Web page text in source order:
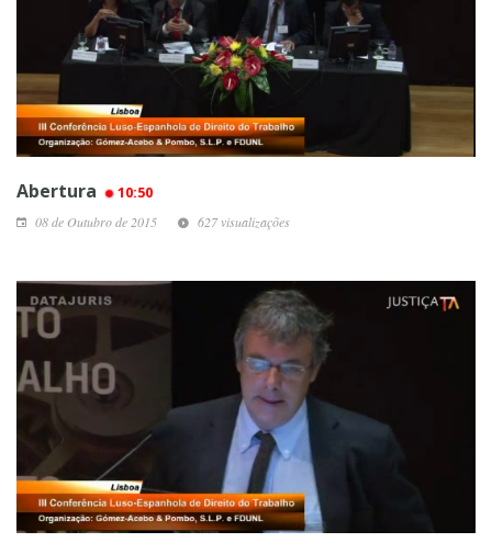
Abertura 10:50
08 de Outubro de 2015 627 visualizações